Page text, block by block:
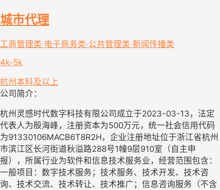
城市代理
工商管理类·电子商务类·公共管理类·新闻传播类
4k-5k
杭州 本科及以上
公司简介：
杭州灵感时代数字科技有限公司成立于2023-03-13，法定
代表人为殷海峰，注册资本为500万元，统一社会信用代码
为91330106MACB6T8R2H，企业注册地址位于浙江省杭州
市滨江区长河街道秋溢路288号1幢9层910室（自主申
报），所属行业为软件和信息技术服务业，经营范围包含：
一般项目：数字技术服务；技术服务、技术开发、技术咨
询、技术交流、技术转让、技术推广；信息咨询服务（不含